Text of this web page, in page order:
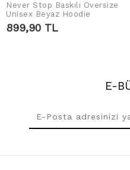
SEPETE EKLE
Never Stop Baskılı Oversize
Unisex Beyaz Hoodie
899,90 TL
E-